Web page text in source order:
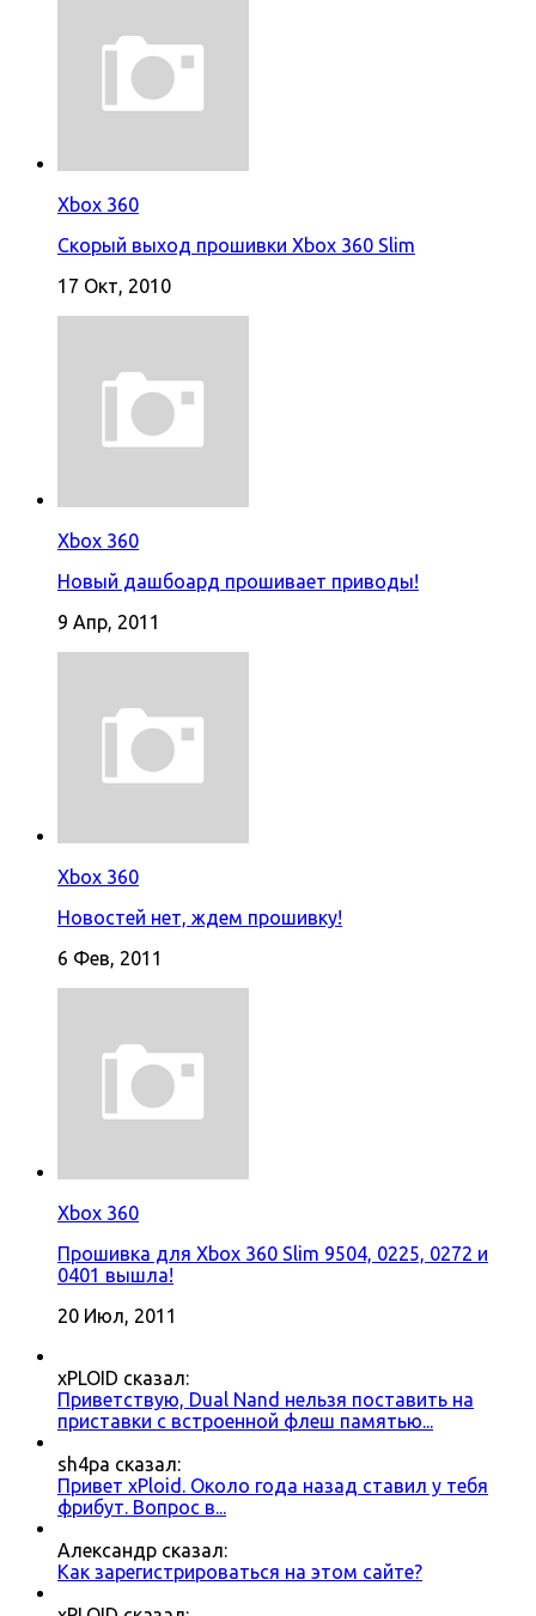
Xbox 360
Скорый выход прошивки Xbox 360 Slim
17 Окт, 2010
Xbox 360
Новый дашбоард прошивает приводы!
9 Апр, 2011
Xbox 360
Новостей нет, ждем прошивку!
6 Фев, 2011
Xbox 360
Прошивка для Xbox 360 Slim 9504, 0225, 0272 и
0401 вышла!
20 Июл, 2011
xPLOID сказал:
Приветствую, Dual Nand нельзя поставить на
приставки с встроенной флеш памятью...
sh4pa сказал:
Привет xPloid. Около года назад ставил у тебя
фрибут. Вопрос в...
Александр сказал:
Как зарегистрироваться на этом сайте?